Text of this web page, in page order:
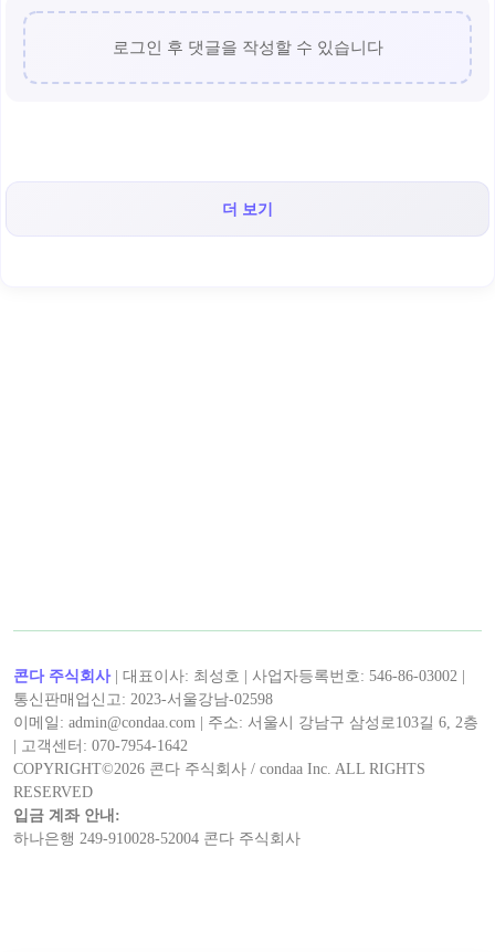
로그인 후 댓글을 작성할 수 있습니다
더 보기
콘다 주식회사| 대표이사: 최성호 | 사업자등록번호: 546-86-03002 |
통신판매업신고: 2023-서울강남-02598
이메일: admin@condaa.com | 주소: 서울시 강남구 삼성로103길 6, 2층
| 고객센터: 070-7954-1642
COPYRIGHT©2026 콘다 주식회사 / condaa Inc. ALL RIGHTS
RESERVED
입금 계좌 안내:
하나은행 249-910028-52004 콘다 주식회사